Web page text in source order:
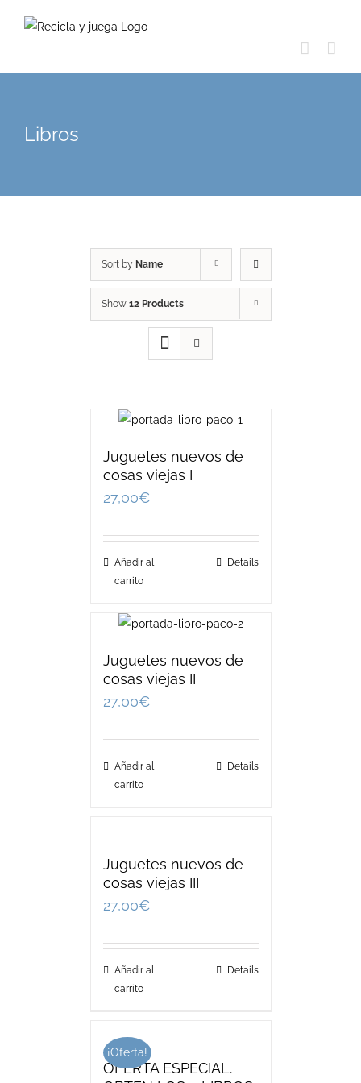
Libros
Sort by Name
Show 12 Products
Juguetes nuevos de
cosas viejas I
27,00€
Añadir al
carrito
Details
Juguetes nuevos de
cosas viejas II
27,00€
Añadir al
carrito
Details
Juguetes nuevos de
cosas viejas III
27,00€
Añadir al
carrito
Details
¡Oferta!
OFERTA ESPECIAL.